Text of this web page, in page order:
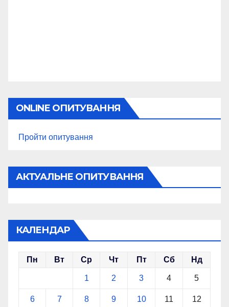
ONLINE ОПИТУВАННЯ
Пройти опитування
АКТУАЛЬНЕ ОПИТУВАННЯ
КАЛЕНДАР
Пн Вт Ср Чт Пт Сб Нд
1 2 3 4 5
6 7 8 9 10 11 12